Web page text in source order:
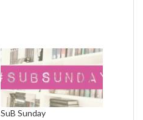
SuB Sunday